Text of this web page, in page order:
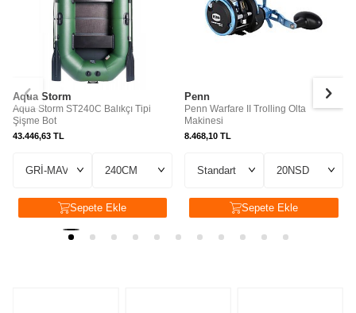
Aqua Storm
Aqua Storm ST240C Balıkçı Tipi
Şişme Bot
43.446,63 TL
Sepete Ekle
Penn
Penn Warfare II Trolling Olta
Makinesi
8.468,10TL
Sepete Ekle